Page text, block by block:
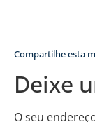
Compartilhe esta
Deixe
O seu